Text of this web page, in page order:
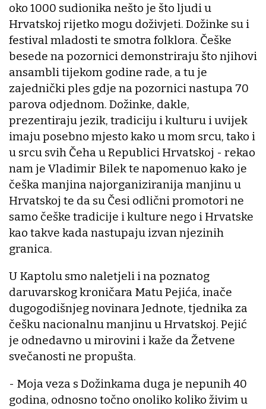
oko 1000 sudionika nešto je što ljudi u
Hrvatskoj rijetko mogu doživjeti. Dožinke su i
festival mladosti te smotra folklora. Češke
besede na pozornici demonstriraju što njihovi
ansambli tijekom godine rade, a tu je
zajednički ples gdje na pozornici nastupa 70
parova odjednom. Dožinke, dakle,
prezentiraju jezik, tradiciju i kulturu i uvijek
imaju posebno mjesto kako u mom srcu, tako i
u srcu svih Čeha u Republici Hrvatskoj - rekao
nam je Vladimir Bilek te napomenuo kako je
češka manjina najorganiziranija manjinu u
Hrvatskoj te da su Česi odlični promotori ne
samo češke tradicije i kulture nego i Hrvatske
kao takve kada nastupaju izvan njezinih
granica.
U Kaptolu smo naletjeli i na poznatog
daruvarskog kroničara Matu Pejića, inače
dugogodišnjeg novinara Jednote, tjednika za
češku nacionalnu manjinu u Hrvatskoj. Pejić
je odnedavno u mirovini i kaže da Žetvene
svečanosti ne propušta.
- Moja veza s Dožinkama duga je nepunih 40
godina, odnosno točno onoliko koliko živim u